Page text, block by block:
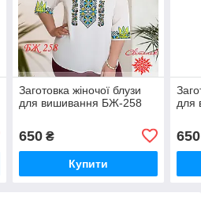
Заготовка жіночої блузи
для вишивання БЖ-258
650₴
Купити
для
650